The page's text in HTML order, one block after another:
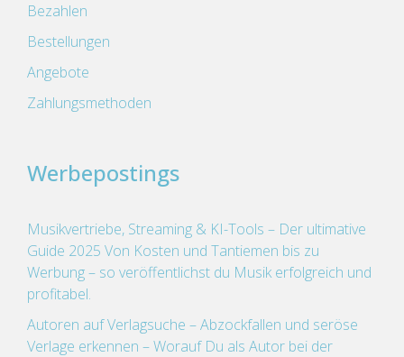
Bezahlen
Bestellungen
Angebote
Zahlungsmethoden
Werbepostings
Musikvertriebe, Streaming & KI-Tools – Der ultimative
Guide 2025 Von Kosten und Tantiemen bis zu
Werbung – so veröffentlichst du Musik erfolgreich und
profitabel.
Autoren auf Verlagsuche – Abzockfallen und seröse
Verlage erkennen – Worauf Du als Autor bei der